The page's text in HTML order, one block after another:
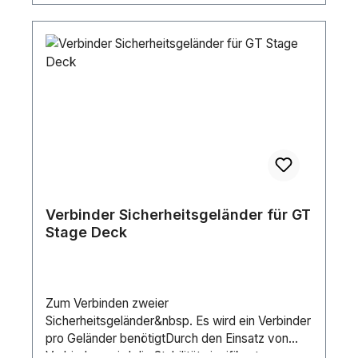
Verbinder Sicherheitsgeländer für GT
Stage Deck
Zum Verbinden zweier
Sicherheitsgeländer&nbsp. Es wird ein Verbinder
pro Geländer benötigtDurch den Einsatz von